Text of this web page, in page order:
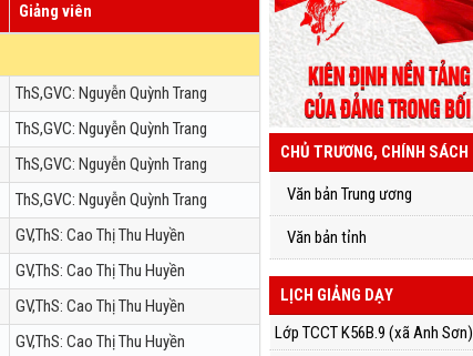
Giảng viên
ThS,GVC: Nguyễn Quỳnh Trang
ThS,GVC: Nguyễn Quỳnh Trang
ThS,GVC: Nguyễn Quỳnh Trang
ThS,GVC: Nguyễn Quỳnh Trang
GV,ThS: Cao Thị Thu Huyền
GV,ThS: Cao Thị Thu Huyền
GV,ThS: Cao Thị Thu Huyền
GV,ThS: Cao Thị Thu Huyền
CHỦ TRƯƠNG, CHÍNH SÁCH
Văn bản Trung ương
Văn bản tỉnh
LỊCH GIẢNG DẠY
Lớp TCCT K56B.9 (xã Anh Sơn)